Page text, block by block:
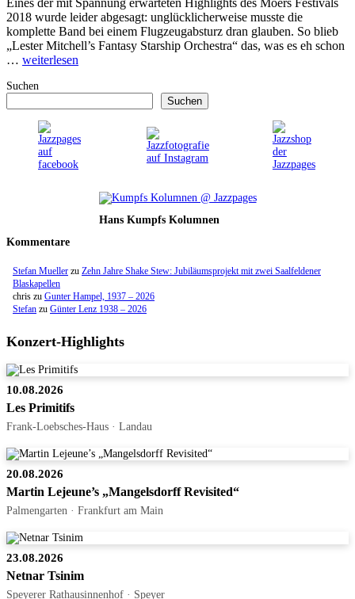
Eines der mit Spannung erwarteten Highlights des Moers Festivals
2018 wurde leider abgesagt: unglücklicherweise musste die
komplette Band bei einem Flugzeugabsturz dran glauben. So blieb
„Lester Mitchell’s Fantasy Starship Orchestra“ das, was es eh schon
… weiterlesen
Suchen
Suchen
Hans Kumpfs Kolumnen
Kommentare
Stefan Mueller zu Zehn Jahre Shake Stew: Jubiläumsprojekt mit zwei Saalfeldener
Blaskapellen
chris zu Gunter Hampel, 1937 – 2026
Stefan zu Günter Lenz 1938 – 2026
Konzert-Highlights
10.08.2026
Les Primitifs
Frank-Loebsches-Haus · Landau
20.08.2026
Martin Lejeune’s „Mangelsdorff Revisited“
Palmengarten · Frankfurt am Main
23.08.2026
Netnar Tsinim
Speyerer Rathausinnenhof · Speyer